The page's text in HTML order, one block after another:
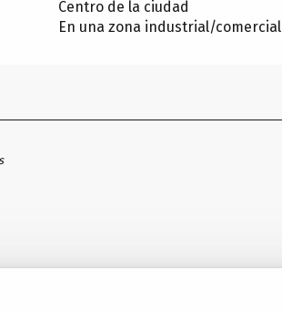
Centro de la ciudad
En una zona industrial/comercial